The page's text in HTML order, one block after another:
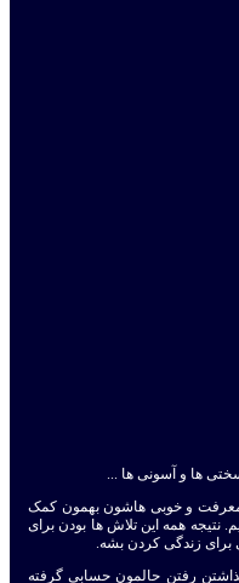
ها و آسونی ها ...
معرفت و خوبی هاشون بهمون کمک
نتیجه همه این تلاش ها بودن برای
برای زندگی کردن بشه.
رفتن حالمون حسابی گرفته